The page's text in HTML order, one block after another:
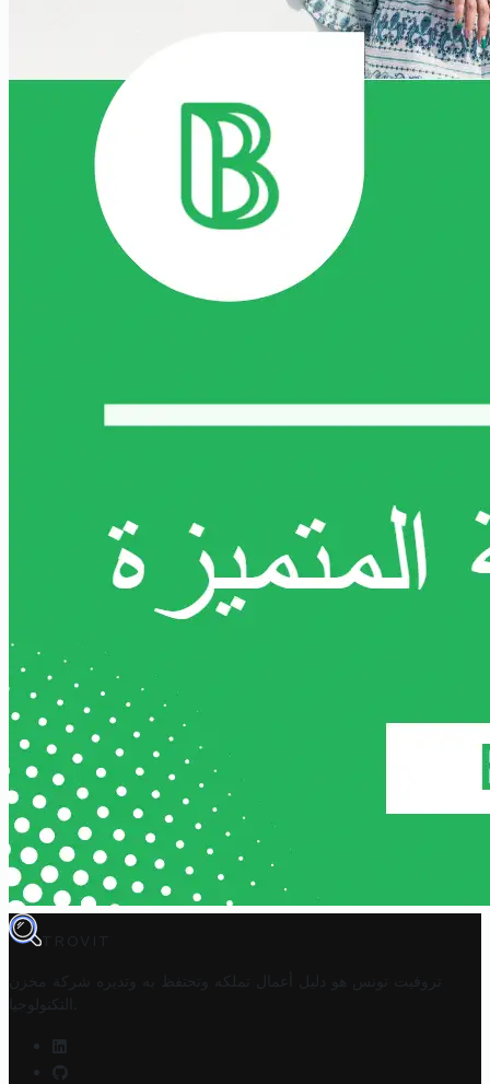
TROVIT
تروفيت تونس هو دليل أعمال تملكه وتحتفظ به وتديره
شركة مخزن
التكنولوجيا